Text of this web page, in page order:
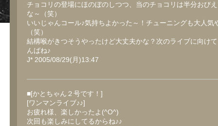
チョコリの登場にほのぼのしつつ、当のチョコリは半分おび
な～（笑）
いいじゃんコール♪気持ちよかった～！チューニングも大人気
（笑）
結構喉がきつそうやったけど大丈夫かな？次のライブに向け
んばね♪
J* 2005/08/29(月)13:47
■[かとちゃん２号です！]
[ワンマンライブ♪♪]
お疲れ様、楽しかったよ(^O^)
次回も楽しみにしてるからね♪♪